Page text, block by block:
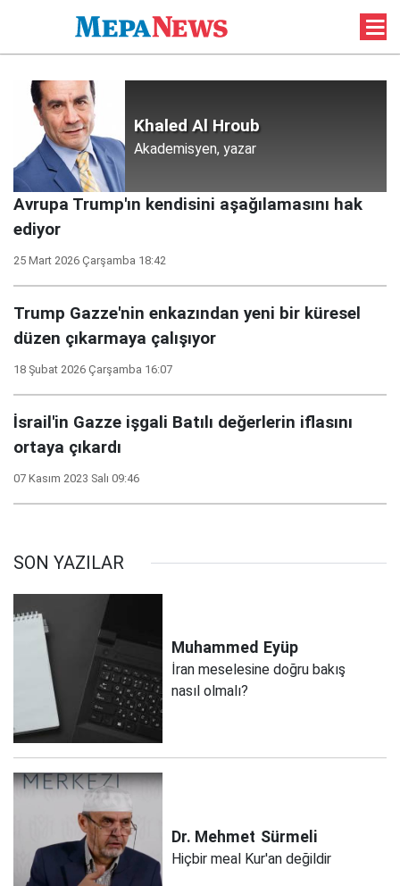
Khaled Al Hroub
Akademisyen, yazar
Avrupa Trump'ın kendisini aşağılamasını hak
ediyor
25 Mart 2026 Çarşamba 18:42
Trump Gazze'nin enkazından yeni bir küresel
düzen çıkarmaya çalışıyor
18 Şubat 2026 Çarşamba 16:07
İsrail'in Gazze işgali Batılı değerlerin iflasını
ortaya çıkardı
07 Kasım 2023 Salı 09:46
SON YAZILAR
Muhammed Eyüp
İran meselesine doğru bakış
nasıl olmalı?
Dr. Mehmet Sürmeli
Hiçbir meal Kur'an değildir